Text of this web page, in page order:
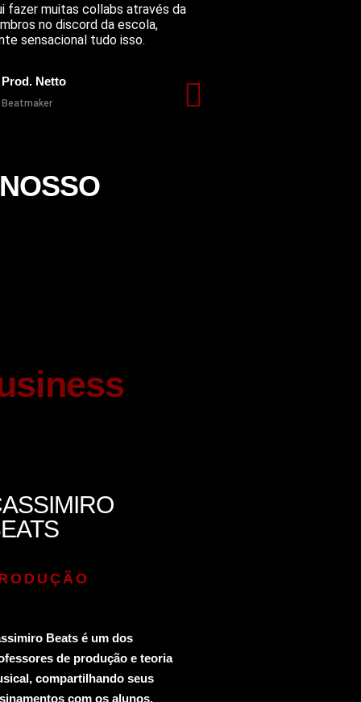
fazer muitas collabs através da
no discord da escola,
sensacional tudo isso.
Prod. Netto
Beatmaker
Beats é um dos
de produção e teoria
compartilhando seus
com os alunos.